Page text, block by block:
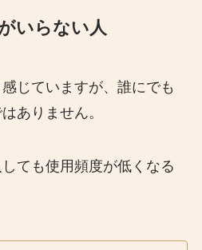
いらない人
じていますが、誰にでも
ありません。
ても使用頻度が低くなる